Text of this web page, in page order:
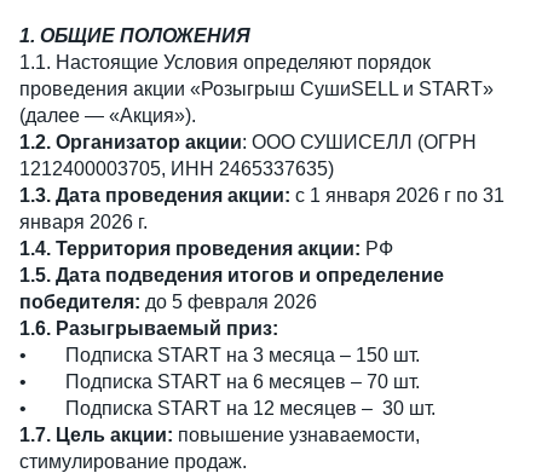
1. ОБЩИЕ ПОЛОЖЕНИЯ
1.1. Настоящие Условия определяют порядок
проведения акции «Розыгрыш СушиSELL и START»
(далее — «Акция»).
1.2. Организатор акции: ООО СУШИСЕЛЛ (ОГРН
1212400003705, ИНН 2465337635)
1.3. Дата проведения акции: с 1 января 2026 г по 31
января 2026 г.
1.4. Территория проведения акции: РФ
1.5. Дата подведения итогов и определение
победителя: до 5 февраля 2026
1.6. Разыгрываемый приз:
•
Подписка START на 3 месяца – 150 шт.
•
Подписка START на 6 месяцев – 70 шт.
•
Подписка START на 12 месяцев – 30 шт.
1.7. Цель акции: повышение узнаваемости,
стимулирование продаж.